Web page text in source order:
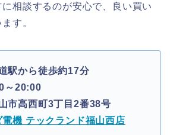
相談するのが安心で、良い買い
す。
駅から徒歩約17分
～20:00
市高西町3丁目2番38号
電機 テックランド福山西店